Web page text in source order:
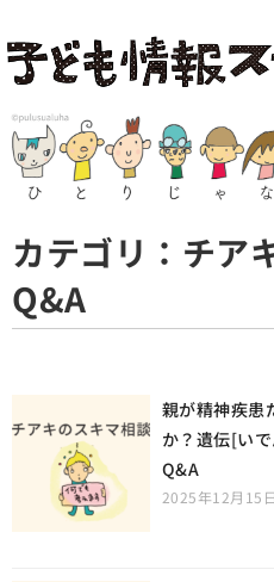
カテゴリ：チア
Q&A
親が精神疾患
か？遺伝[い
Q&A
2025年12月15日